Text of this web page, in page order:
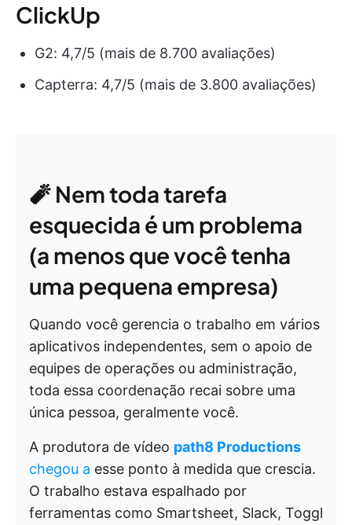
ClickUp
G2: 4,7/5 (mais de 8.700 avaliações)
Capterra: 4,7/5 (mais de 3.800 avaliações)
🧨 Nem toda tarefa
esquecida é um problema
(a menos que você tenha
uma pequena empresa)
Quando você gerencia o trabalho em vários
aplicativos independentes, sem o apoio de
equipes de operações ou administração,
toda essa coordenação recai sobre uma
única pessoa, geralmente você.
A produtora de vídeo path8 Productions
chegou a esse ponto à medida que crescia.
O trabalho estava espalhado por
ferramentas como Smartsheet, Slack, Toggl